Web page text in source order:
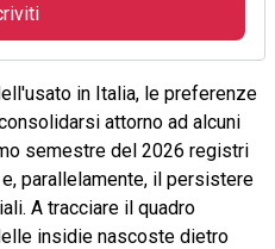
in Italia, le preferenze
attorno ad alcuni
semestre del 2026 registri
parallelamente, il persistere
A tracciare il quadro
insidie nascoste dietro